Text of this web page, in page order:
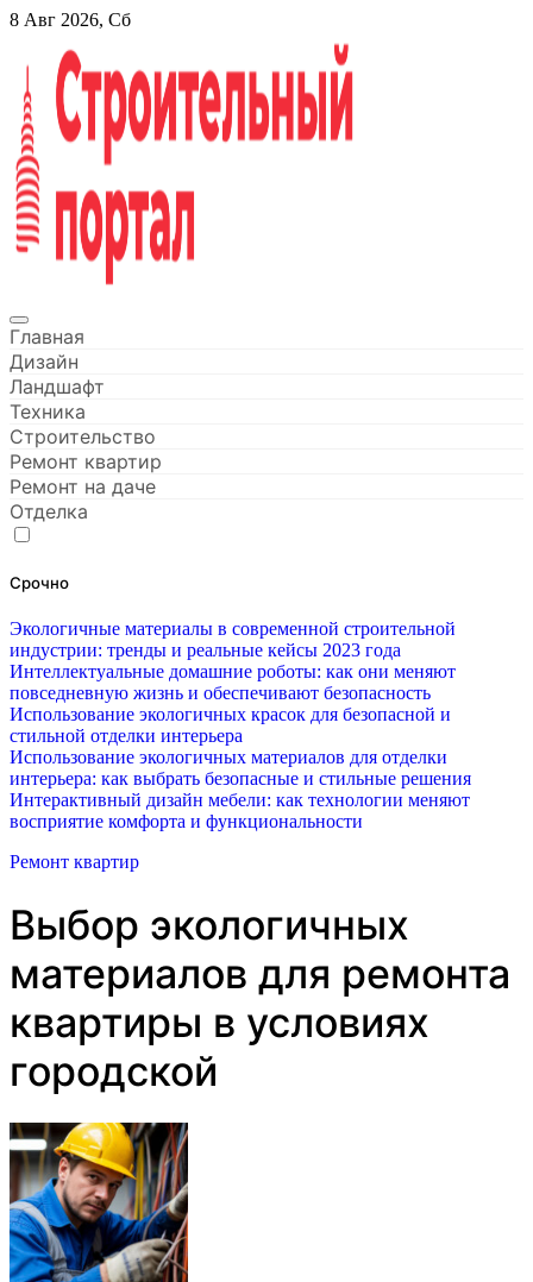
Перейти
содержанию
8 Авг 2026, Сб
Строительный портал
Главная
Дизайн
Ландшафт
Техника
Строительство
Ремонт квартир
Ремонт на даче
Отделка
Срочно
Экологичные материалы в современной строительной
индустрии: тренды и реальные кейсы 2023 года
Интеллектуальные домашние роботы: как они меняют
повседневную жизнь и обеспечивают безопасность
Использование экологичных красок для безопасной и
стильной отделки интерьера
Использование экологичных материалов для отделки
интерьера: как выбрать безопасные и стильные решения
Интерактивный дизайн мебели: как технологии меняют
восприятие комфорта и функциональности
Ремонт квартир
Выбор экологичных
материалов для ремонта
квартиры в условиях
городской